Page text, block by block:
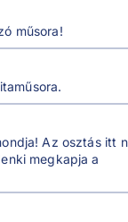
műsora!
Az osztás itt
megkapja a